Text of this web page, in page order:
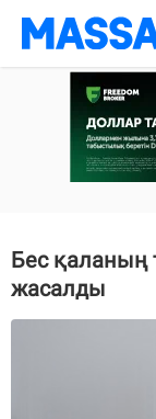
Бес қаланың
жасалды